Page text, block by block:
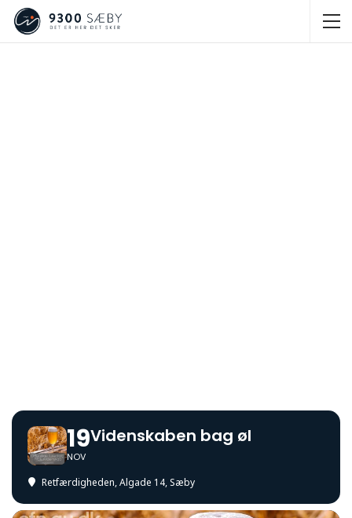
19
NOV
Videnskaben bag øl
Retfærdigheden, Algade 14, Sæby